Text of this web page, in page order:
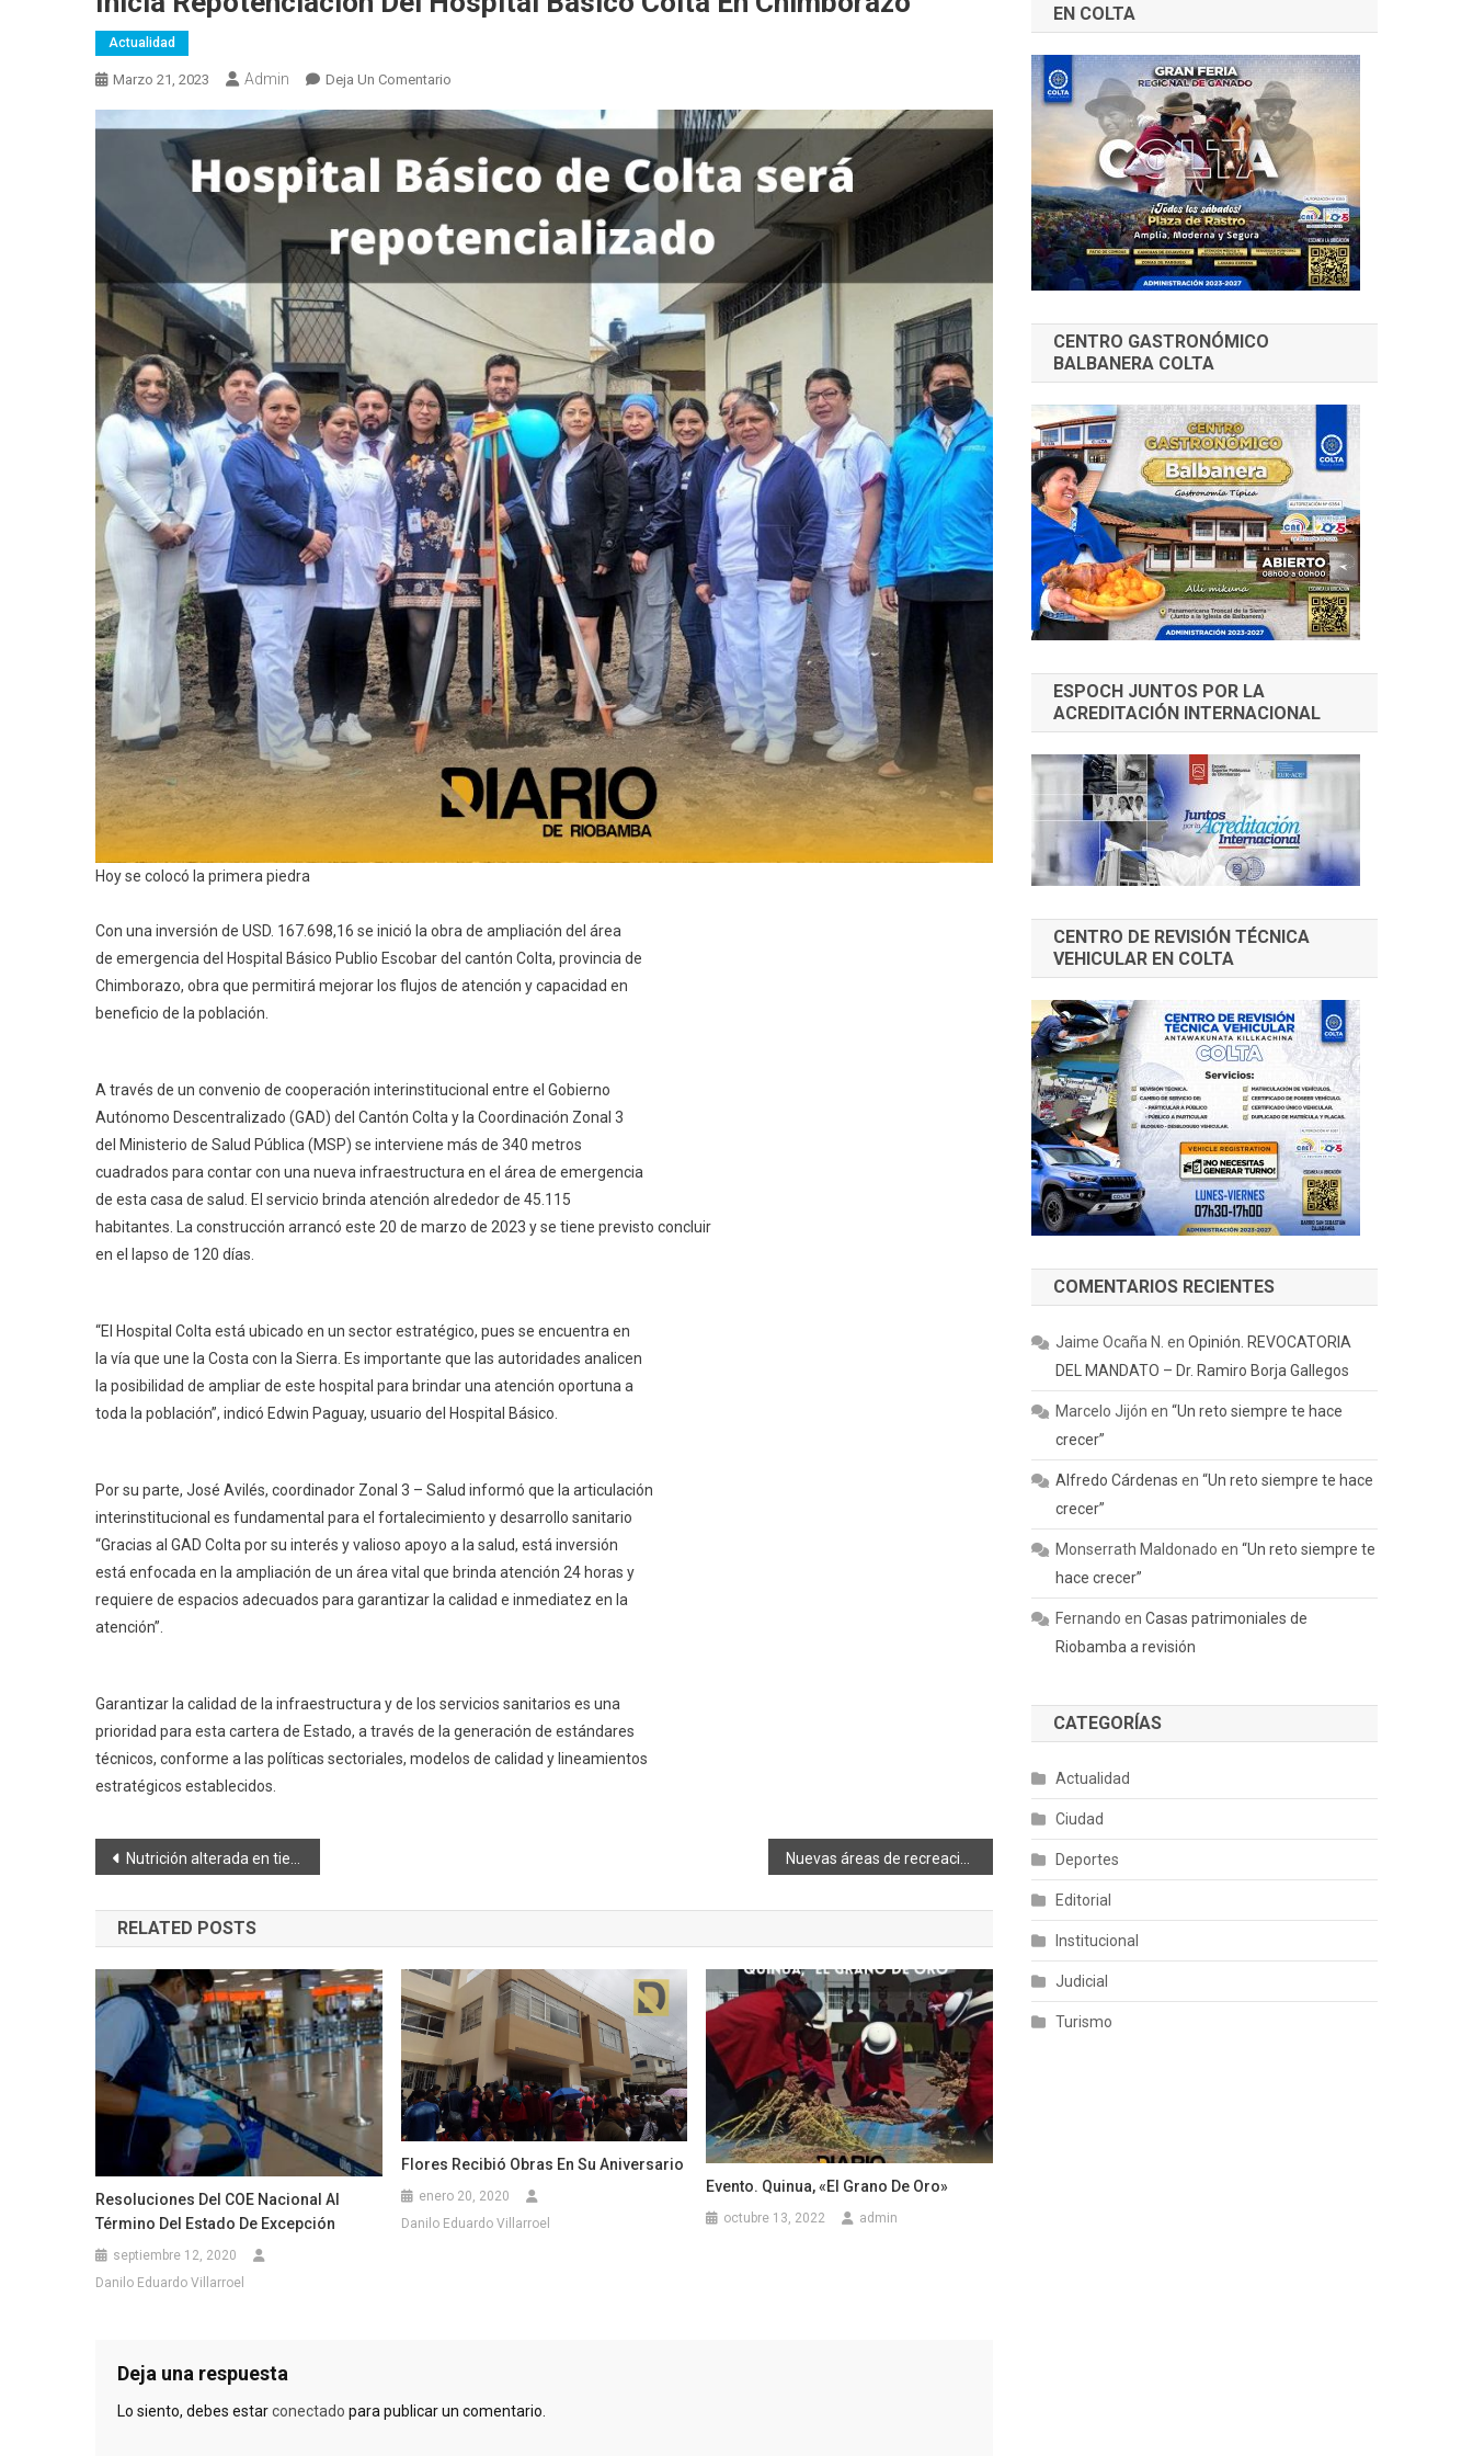
Actualidad
Marzo 21, 2023 Admin Deja Un Comentario
Repotenciación
Hospital
Colta
En
Chimborazo
Hoy se colocó la primera piedra
Con una inversión de USD. 167.698,16 se inició la obra de ampliación del área
de emergencia del Hospital Básico Publio Escobar del cantón Colta, provincia de
Chimborazo, obra que permitirá mejorar los flujos de atención y capacidad en
beneficio de la población.
A través de un convenio de cooperación interinstitucional entre el Gobierno
Autónomo Descentralizado (GAD) del Cantón Colta y la Coordinación Zonal 3
del Ministerio de Salud Pública (MSP) se interviene más de 340 metros
cuadrados para contar con una nueva infraestructura en el área de emergencia
de esta casa de salud. El servicio brinda atención alrededor de 45.115
habitantes. La construcción arrancó este 20 de marzo de 2023 y se tiene previsto concluir
en el lapso de 120 días.
“El Hospital Colta está ubicado en un sector estratégico, pues se encuentra en
la vía que une la Costa con la Sierra. Es importante que las autoridades analicen
la posibilidad de ampliar de este hospital para brindar una atención oportuna a
toda la población”, indicó Edwin Paguay, usuario del Hospital Básico.
Por su parte, José Avilés, coordinador Zonal 3 – Salud informó que la articulación
interinstitucional es fundamental para el fortalecimiento y desarrollo sanitario
“Gracias al GAD Colta por su interés y valioso apoyo a la salud, está inversión
está enfocada en la ampliación de un área vital que brinda atención 24 horas y
requiere de espacios adecuados para garantizar la calidad e inmediatez en la
atención”.
Garantizar la calidad de la infraestructura y de los servicios sanitarios es una
prioridad para esta cartera de Estado, a través de la generación de estándares
técnicos, conforme a las políticas sectoriales, modelos de calidad y lineamientos
estratégicos establecidos.
Navegación
de
entradas
Nutrición alterada en tiempos de Pandemia
RELATED POSTS
Resoluciones Del COE Nacional Al
Término Del Estado De Excepción
septiembre 12, 2020
Danilo Eduardo Villarroel
Flores Recibió Obras En Su Aniversario
enero 20, 2020
Danilo Eduardo Villarroel
Evento. Quinua, «El Grano De Oro»
octubre 13, 2022 admin
Deja una respuesta
Lo siento, debes estarconectado para publicar un comentario.
EN COLTA
CENTRO GASTRONÓMICO
BALBANERA COLTA
ESPOCH JUNTOS POR LA
ACREDITACIÓN INTERNACIONAL
CENTRO DE REVISIÓN TÉCNICA
VEHICULAR EN COLTA
COMENTARIOS RECIENTES
Jaime Ocaña N. enOpinión. REVOCATORIA
DEL MANDATO – Dr. Ramiro Borja Gallegos
Marcelo Jijón en“Un reto siempre te hace
crecer”
Alfredo Cárdenas en“Un reto siempre te hace
crecer”
Monserrath Maldonado en“Un reto siempre te
hace crecer”
Fernando enCasas patrimoniales de
Riobamba a revisión
CATEGORÍAS
Actualidad
Ciudad
Deportes
Editorial
Institucional
Judicial
Turismo